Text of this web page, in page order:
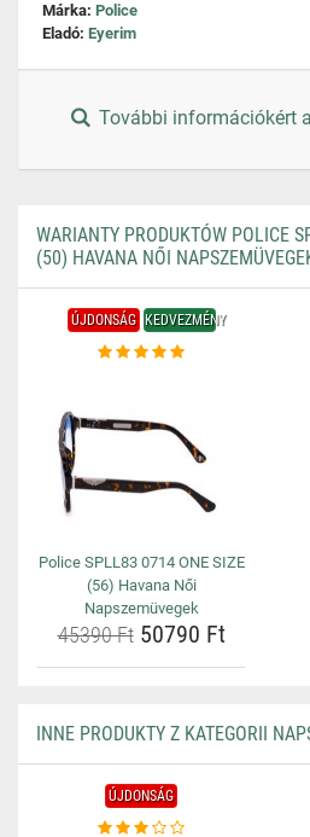
Márka: Police
Eladó: Eyerim
További információkért
WARIANTY PRODUKTÓW POLICE
(50) HAVANA NŐI
ÚJDONSÁG KEDVEZMÉNY
Police SPLL83 0714 ONE SIZE
(56) Havana Női
Napszemüvegek
45390 Ft50790 Ft
INNE PRODUKTY Z KATEGORII
ÚJDONSÁG